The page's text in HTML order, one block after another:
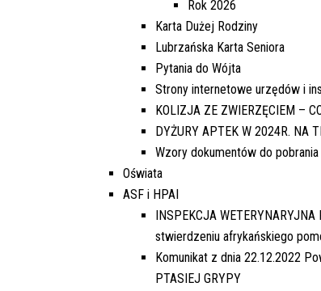
EDYCJA 3/2021
BUDOWA KOMPLEKSU
OŚWIATOWEGO W MIEJSCOWOŚCI
MOSTKI WRAZ Z INFRASTRUKTURĄ
TOWARZYSZĄCĄ-ETAP I
NR.WNIOSKU:
3PGR/2021/3385/POLSKILAD
KWOTA WNIOSKOWANA:
4.704.000,00 ZŁ
ODRZUCONY
EDYCJA 3PGR/2021
DOPOSAŻENIE SAMORZĄDOWEGO
ZAKŁADU BUDŻETOWEGO W
Rok 2026
Karta Dużej Rodziny
Lubrzańska Karta Seniora
Pytania do Wójta
Strony internetowe urzędów i
KOLIZJA ZE ZWIERZĘCIEM –
DYŻURY APTEK W 2024R. NA
Wzory dokumentów do pobrania
Oświata
ASF i HPAI
INSPEKCJA
stwierdzeniu afrykańskiego
Komunikat z dnia 22.12.2022
PTASIEJ GRYPY